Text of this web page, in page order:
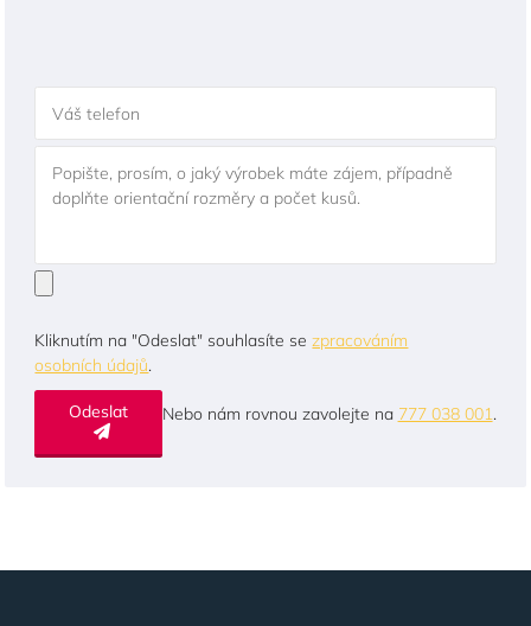
Váš telefon
Popište, prosím, o jaký výrobek máte zájem, případně
doplňte orientační rozměry a počet kusů.
Kliknutím na "Odeslat" souhlasíte sezpracováním
osobních údajů.
Nebo nám rovnou zavolejte na 777 038 001.